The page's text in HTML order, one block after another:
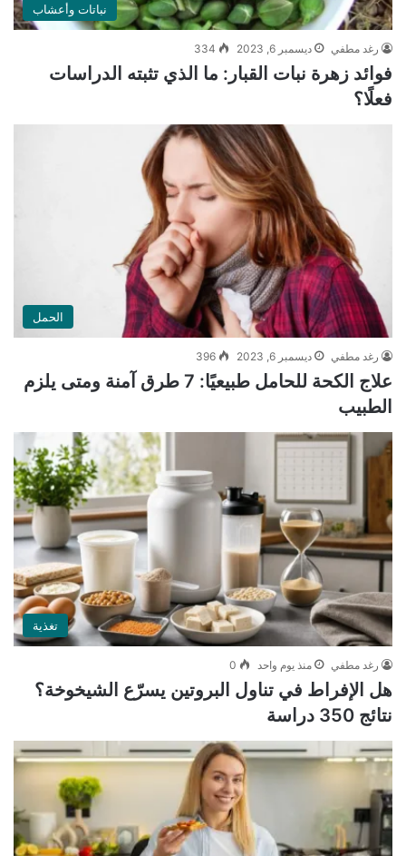
نباتات وأعشاب
رغد مطفي ديسمبر 6, 2023 334
فوائد زهرة نبات القبار: ما الذي تثبته الدراسات
فعلًا؟
الحمل
رغد مطفي ديسمبر 6, 2023 396
علاج الكحة للحامل طبيعيًا: 7 طرق آمنة ومتى يلزم
الطبيب
تغذية
رغد مطفي منذ يوم واحد 0
هل الإفراط في تناول البروتين يسرّع الشيخوخة؟
نتائج 350 دراسة